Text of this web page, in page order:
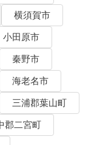
横須賀市
小田原市
秦野市
海老名市
三浦郡葉山町
郡二宮町